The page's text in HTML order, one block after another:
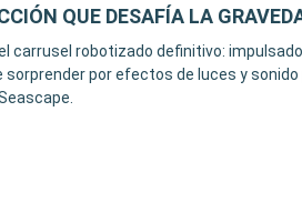
QUE DESAFÍA LA
carrusel robotizado definitivo:
por efectos de luces y